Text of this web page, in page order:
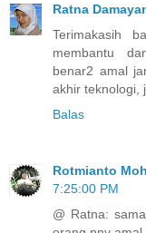
Ratna
Terimakasih
membantu
benar2 amal
akhir teknologi,
Balas
Rotmianto
7:25:00 PM
@ Ratna: